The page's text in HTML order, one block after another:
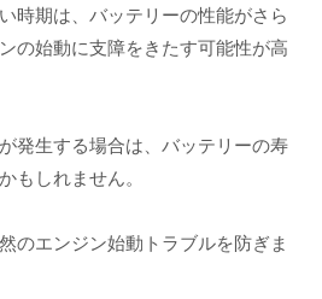
時期は、バッテリーの性能がさら
の始動に支障をきたす可能性が高
発生する場合は、バッテリーの寿
もしれません。
のエンジン始動トラブルを防ぎま